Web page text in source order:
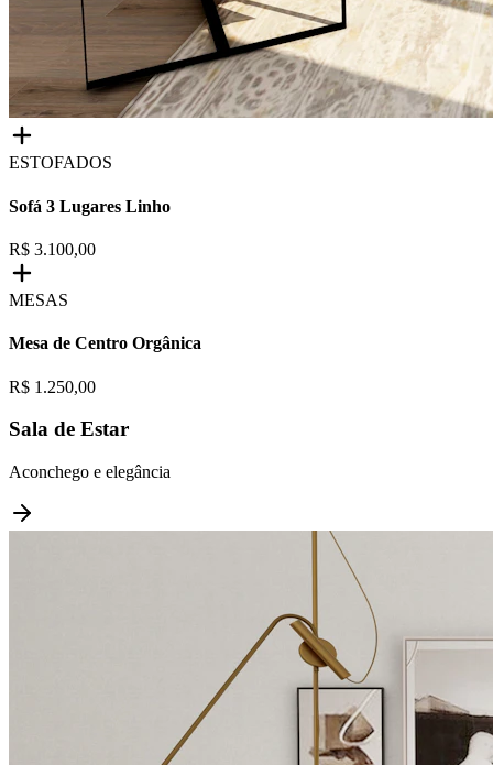
ESTOFADOS
Sofá 3 Lugares Linho
R$ 3.100,00
MESAS
Mesa de Centro Orgânica
R$ 1.250,00
Sala de Estar
Aconchego e elegância